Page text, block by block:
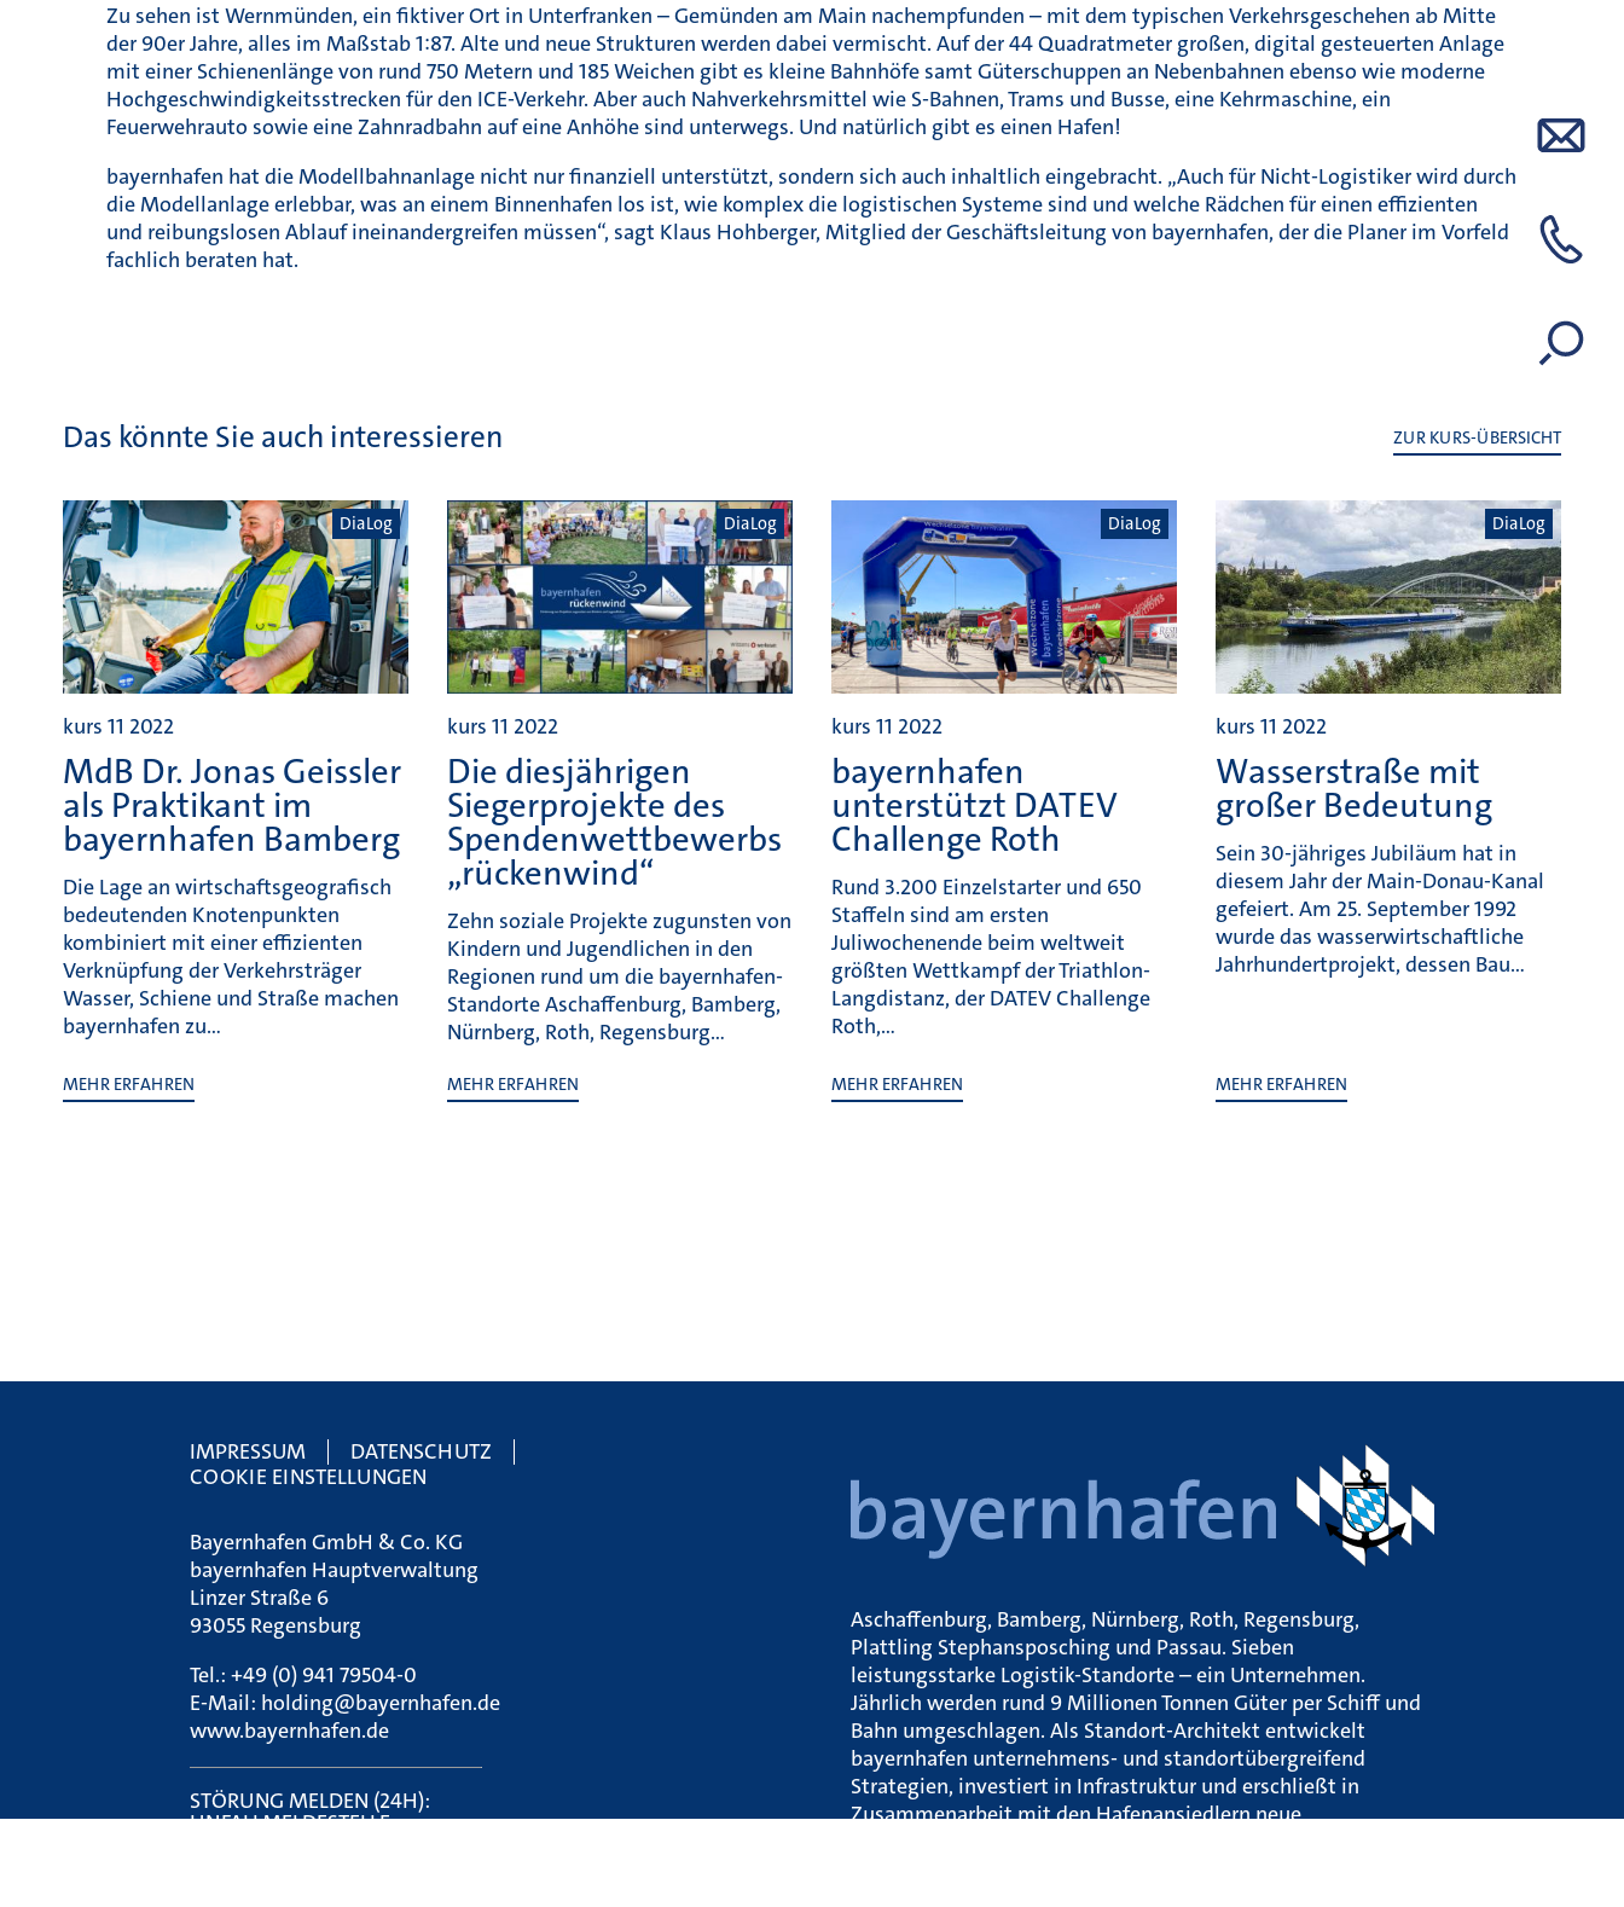
Zu sehen ist Wernmünden, ein fiktiver Ort in Unterfranken – Gemünden am Main nachempfunden – mit dem typischen Verkehrsgeschehen ab Mitte
der 90er Jahre, alles im Maßstab 1:87. Alte und neue Strukturen werden dabei vermischt. Auf der 44 Quadratmeter großen, digital gesteuerten Anlage
mit einer Schienenlänge von rund 750 Metern und 185 Weichen gibt es kleine Bahnhöfe samt Güterschuppen an Nebenbahnen ebenso wie moderne
Hochgeschwindigkeitsstrecken für den ICE-Verkehr. Aber auch Nahverkehrsmittel wie S-Bahnen, Trams und Busse, eine Kehrmaschine, ein
Feuerwehrauto sowie eine Zahnradbahn auf eine Anhöhe sind unterwegs. Und natürlich gibt es einen Hafen!
bayernhafen hat die Modellbahnanlage nicht nur finanziell unterstützt, sondern sich auch inhaltlich eingebracht. „Auch für Nicht-Logistiker wird durch
die Modellanlage erlebbar, was an einem Binnenhafen los ist, wie komplex die logistischen Systeme sind und welche Rädchen für einen effizienten
und reibungslosen Ablauf ineinandergreifen müssen“, sagt Klaus Hohberger, Mitglied der Geschäftsleitung von bayernhafen, der die Planer im Vorfeld
fachlich beraten hat.
Das könnte Sie auch interessieren ZUR KURS-ÜBERSICHT
DiaLog
kurs 11 2022
MdB Dr. Jonas Geissler
als Praktikant im
bayernhafen Bamberg
Die Lage an wirtschaftsgeografisch
bedeutenden Knotenpunkten
kombiniert mit einer effizienten
Verknüpfung der Verkehrsträger
Wasser, Schiene und Straße machen
bayernhafen zu…
MEHR ERFAHREN
DiaLog
kurs 11 2022
Die diesjährigen
Siegerprojekte des
Spendenwettbewerbs
„rückenwind“
Zehn soziale Projekte zugunsten von
Kindern und Jugendlichen in den
Regionen rund um die bayernhafen-
Standorte Aschaffenburg, Bamberg,
Nürnberg, Roth, Regensburg…
MEHR ERFAHREN
DiaLog
kurs 11 2022
bayernhafen
unterstützt DATEV
Challenge Roth
Rund 3.200 Einzelstarter und 650
Staffeln sind am ersten
Juliwochenende beim weltweit
größten Wettkampf der Triathlon-
Langdistanz, der DATEV Challenge
Roth,…
MEHR ERFAHREN
DiaLog
kurs 11 2022
Wasserstraße mit
großer Bedeutung
Sein 30-jähriges Jubiläum hat in
diesem Jahr der Main-Donau-Kanal
gefeiert. Am 25. September 1992
wurde das wasserwirtschaftliche
Jahrhundertprojekt, dessen Bau…
MEHR ERFAHREN
IMPRESSUM
DATENSCHUTZ
COOKIE EINSTELLUNGEN
Bayernhafen GmbH & Co. KG
bayernhafen Hauptverwaltung
Linzer Straße 6
93055 Regensburg
Tel.:+49 (0) 941 79504-0
E-Mail: holding@bayernhafen.de
www.bayernhafen.de
STÖRUNG MELDEN (24H):
UNFALLMELDESTELLE
Aschaffenburg, Bamberg, Nürnberg, Roth, Regensburg,
Plattling Stephansposching und Passau. Sieben
leistungsstarke Logistik-Standorte – ein Unternehmen.
Jährlich werden rund 9 Millionen Tonnen Güter per Schiff und
Bahn umgeschlagen. Als Standort-Architekt entwickelt
bayernhafen unternehmens- und standortübergreifend
Strategien, investiert in Infrastruktur und erschließt in
Zusammenarbeit mit den Hafenansiedlern neue